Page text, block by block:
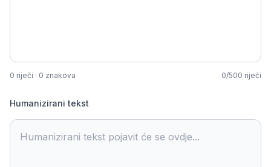
0 riječi · 0 znakova 0/500 riječi
Humanizirani tekst
Humanizirani tekst pojavit će se ovdje...